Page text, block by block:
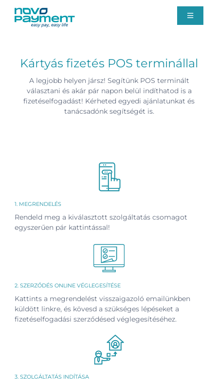
Toggle
Ügyfélszolgálat
Kártyás fizetés POS terminállal
A legjobb helyen jársz! Segítünk POS terminált
választani és akár pár napon belül indíthatod is a
fizetéselfogadást! Kérheted egyedi ajánlatunkat és
tanácsadónk segítségét is.
1. MEGRENDELÉS
Rendeld meg a kiválasztott szolgáltatás csomagot
egyszerűen pár kattintással!
2. SZERZŐDÉS ONLINE VÉGLEGESÍTÉSE
Kattints a megrendelést visszaigazoló emailünkben
küldött linkre, és kövesd a szükséges lépéseket a
fizetéselfogadási szerződésed véglegesítéséhez.
3. SZOLGÁLTATÁS INDÍTÁSA